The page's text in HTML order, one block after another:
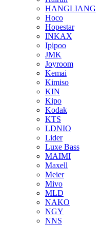
HANGLIANG
Hoco
Hopestar
INKAX
Ipipoo
JMK
Joyroom
Kemai
Kimiso
KIN
Kipo
Kodak
KTS
LDNIO
Lider
Luxe Bass
MAIMI
Maxell
Meier
Mivo
MLD
NAKO
NGY
NNS